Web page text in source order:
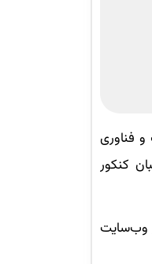
و فناوری
کنکور
وب‌سایت